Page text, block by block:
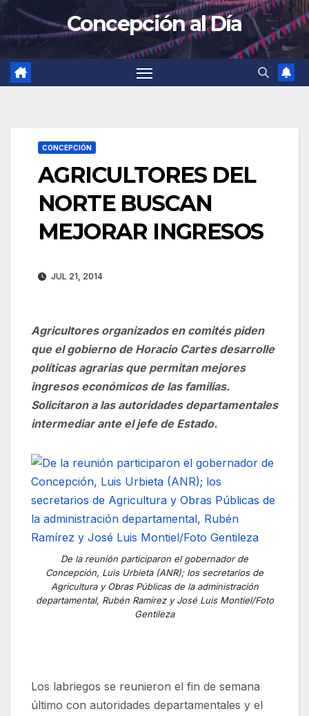
Concepción al Día
CONCEPCIÓN
AGRICULTORES DEL
NORTE BUSCAN
MEJORAR INGRESOS
JUL 21, 2014
Agricultores organizados en comités piden
que el gobierno de Horacio Cartes desarrolle
políticas agrarias que permitan mejores
ingresos económicos de las familias.
Solicitaron a las autoridades departamentales
intermediar ante el jefe de Estado.
De la reunión participaron el gobernador de
Concepción, Luis Urbieta (ANR); los secretarios de
Agricultura y Obras Públicas de la administración
departamental, Rubén Ramírez y José Luis Montiel/Foto
Gentileza
Los labriegos se reunieron el fin de semana
último con autoridades departamentales y el